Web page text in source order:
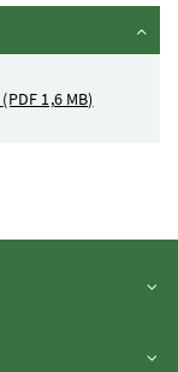
(PDF 1,6 MB)